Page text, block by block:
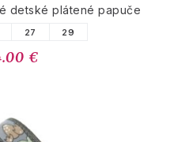
detské plátené papuče
27 29
€